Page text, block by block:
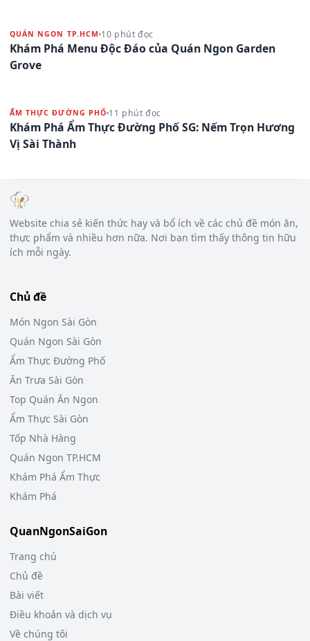
QUÁN NGON TP.HCM 10 phút đọc
Khám Phá Menu Độc Đáo của Quán Ngon Garden
Grove
ẨM THỰC ĐƯỜNG PHỐ 11 phút đọc
Khám Phá Ẩm Thực Đường Phố SG: Nếm Trọn Hương
Vị Sài Thành
Website chia sẻ kiến thức hay và bổ ích về các chủ đề món ăn,
thực phẩm và nhiều hơn nữa. Nơi bạn tìm thấy thông tin hữu
ích mỗi ngày.
Chủ đề
Món Ngon Sài Gòn
Quán Ngon Sài Gòn
Ẩm Thực Đường Phố
Ăn Trưa Sài Gòn
Top Quán Ăn Ngon
Ẩm Thực Sài Gòn
Tốp Nhà Hàng
Quán Ngon TP.HCM
Khám Phá Ẩm Thực
Khám Phá
QuanNgonSaiGon
Trang chủ
Chủ đề
Bài viết
Điều khoản và dịch vụ
Về chúng tôi